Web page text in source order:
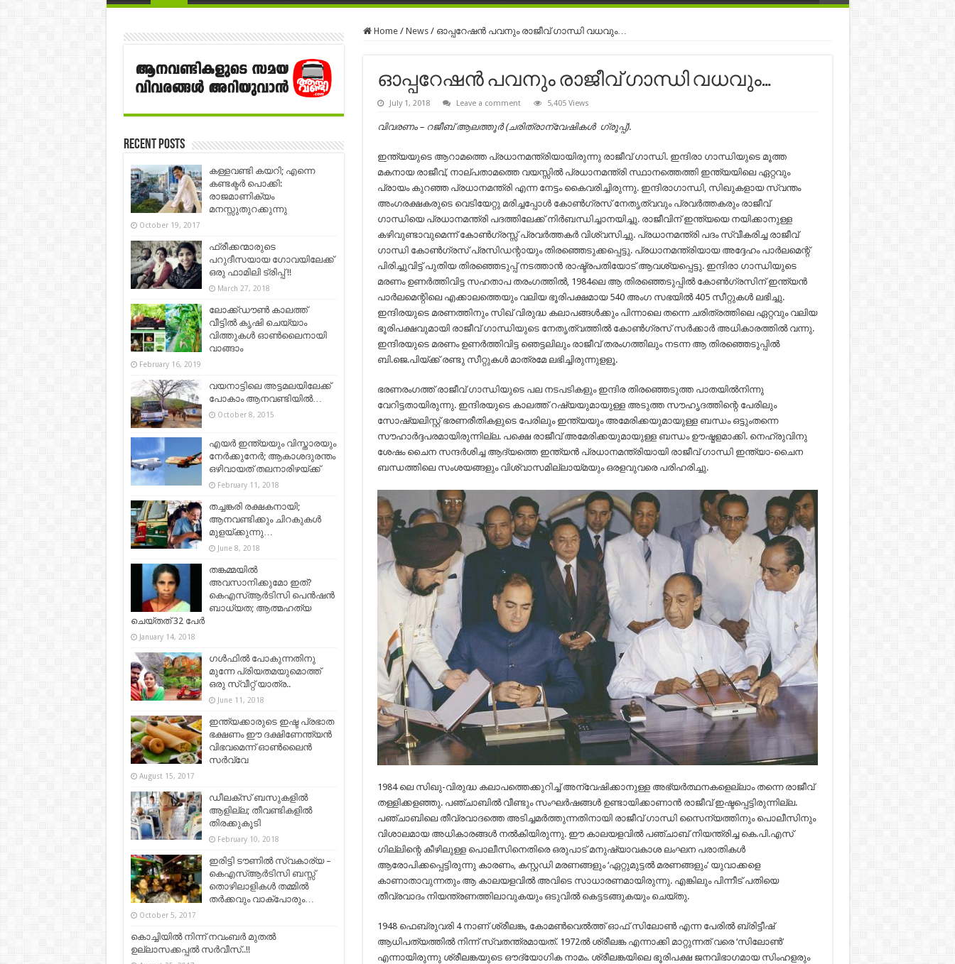
Home / News / ഓപ്പറേഷൻ പവനും രാജീവ്‌ ഗാന്ധി വധവും…
ഓപ്പറേഷൻ പവനും രാജീവ്‌ ഗാന്ധി വധവും…
July 1, 2018 Leave a comment 5,405 Views
വിവരണം – റജീബ് ആലത്തൂർ (ചരിത്രാന്വേഷികൾ ഗ്രൂപ്പ്).
ഇന്ത്യയുടെ ആറാമത്തെ പ്രധാനമന്ത്രിയായിരുന്നു രാജീവ് ഗാന്ധി. ഇന്ദിരാ ഗാന്ധിയുടെ മൂത്ത
മകനായ രാജീവ്, നാല്പതാമത്തെ വയസ്സിൽ പ്രധാനമന്ത്രി സ്ഥാനത്തെത്തി ഇന്ത്യയിലെ ഏറ്റവും
പ്രായം കുറഞ്ഞ പ്രധാനമന്ത്രി എന്ന നേട്ടം കൈവരിച്ചിരുന്നു. ഇന്ദിരാഗാന്ധി, സിഖുകളായ സ്വന്തം
അംഗരക്ഷകരുടെ വെടിയേറ്റു മരിച്ചപ്പോൾ കോൺഗ്രസ് നേതൃത്വവും പ്രവർത്തകരും രാജീവ്
ഗാന്ധിയെ പ്രധാനമന്ത്രി പദത്തിലേക്ക് നിർബന്ധിച്ചാനയിച്ചു. രാജീവിന് ഇന്ത്യയെ നയിക്കാനുള്ള
കഴിവുണ്ടാവുമെന്ന് കോൺഗ്രസ്സ് പ്രവർത്തകർ വിശ്വസിച്ചു. പ്രധാനമന്ത്രി പദം സ്വീകരിച്ച രാജീവ്
ഗാന്ധി കോൺഗ്രസ് പ്രസിഡന്റായും തിരഞ്ഞെടുക്കപ്പെട്ടു. പ്രധാനമന്ത്രിയായ അദ്ദേഹം പാർലമെന്റ്
പിരിച്ചുവിട്ട് പുതിയ തിരഞ്ഞെടുപ്പ് നടത്താൻ രാഷ്ട്രപതിയോട് ആവശ്യപ്പെട്ടു. ഇന്ദിരാ ഗാന്ധിയുടെ
മരണം ഉണർത്തിവിട്ട സഹതാപ തരംഗത്തിൽ, 1984ലെ ആ തിരഞ്ഞെടുപ്പിൽ കോൺഗ്രസിന് ഇന്ത്യൻ
പാർലമെന്റിലെ എക്കാലത്തെയും വലിയ ഭൂരിപക്ഷമായ 540 അംഗ സഭയിൽ 405 സീറ്റുകൾ ലഭിച്ചു.
ഇന്ദിരയുടെ മരണത്തിനും സിഖ് വിരുദ്ധ കലാപങ്ങൾക്കും പിന്നാലെ തന്നെ ചരിത്രത്തിലെ ഏറ്റവും വലിയ
ഭൂരിപക്ഷവുമായി രാജീവ് ഗാന്ധിയുടെ നേതൃത്വത്തിൽ കോൺഗ്രസ് സർക്കാർ അധികാരത്തിൽ വന്നു.
ഇന്ദിരയുടെ മരണം ഉണർത്തിവിട്ട ഞെട്ടലിലും രാജീവ് തരംഗത്തിലും നടന്ന ആ തിരഞ്ഞെടുപ്പിൽ
ബി.ജെ.പിയ്ക്ക് രണ്ടു സീറ്റുകൾ മാത്രമേ ലഭിച്ചിരുന്നുളളൂ.
ഭരണരംഗത്ത് രാജീവ് ഗാന്ധിയുടെ പല നടപടികളും ഇന്ദിര തിരഞ്ഞെടുത്ത പാതയിൽനിന്നു
വേറിട്ടതായിരുന്നു. ഇന്ദിരയുടെ കാലത്ത് റഷ്യയുമായുള്ള അടുത്ത സൗഹൃദത്തിന്റെ പേരിലും
സോഷ്യലിസ്റ്റ് ഭരണരീതികളുടെ പേരിലും ഇന്ത്യയും അമേരിക്കയുമായുള്ള ബന്ധം ഒട്ടുംതന്നെ
സൗഹാർദ്ദപരമായിരുന്നില്ല. പക്ഷെ രാജീവ് അമേരിക്കയുമായുള്ള ബന്ധം ഊഷ്മളമാക്കി. നെഹ്രുവിനു
ശേഷം ചൈന സന്ദർശിച്ച ആദ്യത്തെ ഇന്ത്യൻ പ്രധാനമന്ത്രിയായി രാജീവ് ഗാന്ധി ഇന്ത്യാ-ചൈന
ബന്ധത്തിലെ സംശയങ്ങളും വിശ്വാസമില്ലായ്മയും ഒരളവുവരെ പരിഹരിച്ചു.
1984 ലെ സിഖു-വിരുദ്ധ കലാപത്തെക്കുറിച്ച്‌ അന്വേഷിക്കാനുള്ള അഭ്യർത്ഥനകളെല്ലാം തന്നെ രാജീവ്
തള്ളിക്കളഞ്ഞു. പഞ്ചാബിൽ വീണ്ടും സംഘർഷങ്ങൾ ഉണ്ടായിക്കാണാൻ രാജീവ് ഇഷ്ടപ്പെട്ടിരുന്നില്ല.
പഞ്ചാബിലെ തീവ്രവാദത്തെ അടിച്ചമർത്തുന്നതിനായി രാജീവ് ഗാന്ധി സൈന്യത്തിനും പൊലീസിനും
വിശാലമായ അധികാരങ്ങൾ നൽകിയിരുന്നു. ഈ കാലയളവിൽ പഞ്ചാബ് നിയന്ത്രിച്ച കെ.പി.എസ്
ഗില്ലിന്റെ കീഴിലുള്ള പൊലീസിനെതിരെ ഒരുപാട് മനുഷ്യാവകാശ ലംഘന പരാതികൾ
ആരോപിക്കപ്പെട്ടിരുന്നു കാരണം, കസ്റ്റഡി മരണങ്ങളും ‘ഏറ്റുമുട്ടൽ മരണങ്ങളും’ യുവാക്കളെ
കാണാതാവുന്നതും ആ കാലയളവിൽ അവിടെ സാധാരണമായിരുന്നു. എങ്കിലും പിന്നീട് പതിയെ
തീവ്രവാദം നിയന്ത്രണത്തിലാവുകയും ഒടുവിൽ കെട്ടടങ്ങുകയും ചെയ്തു.
1948 ഫെബ്രുവരി 4 നാണ്‌ ശ്രീലങ്ക, കോമൺവെൽത്ത് ഓഫ് സിലോൺ എന്ന പേരിൽ ബ്രിട്ടീഷ്
ആധിപത്യത്തിൽ നിന്ന് സ്വതന്ത്രമായത്. 1972ൽ ശ്രീലങ്ക എന്നാക്കി മാറ്റുന്നത് വരെ ‘സിലോൺ’
എന്നായിരുന്നു ശ്രീലങ്കയുടെ ഔദ്യോഗിക നാമം. ശ്രീലങ്കയിലെ ഭൂരിപക്ഷ ജനവിഭാഗമായ സിംഹളരും
Recent Posts
കള്ളവണ്ടി കയറി; എന്നെ
കണ്ടക്ടർ പൊക്കി:
രാജമാണിക്യം
മനസ്സുതുറക്കുന്നു
October 19, 2017
ഫ്രീക്കന്മാരുടെ
പറുദീസയായ ഗോവയിലേക്ക്
ഒരു ഫാമിലി ട്രിപ്പ്‌ !!
March 27, 2018
ലോക്ക്ഡൗൺ കാലത്ത്
വീട്ടിൽ കൃഷി ചെയ്യാം
വിത്തുകൾ ഓൺലൈനായി
വാങ്ങാം
February 16, 2019
വയനാട്ടിലെ അട്ടമലയിലേക്ക്
പോകാം ആനവണ്ടിയില്‍…
October 8, 2015
എയർ ഇന്ത്യയും വിസ്താരയും
നേര്‍ക്കുനേര്‍; ആകാശദുരന്തം
ഒഴിവായത് തലനാരിഴയ്ക്ക്
February 11, 2018
തച്ചങ്കരി രക്ഷകനായി;
ആനവണ്ടിക്കും ചിറകുകൾ
മുളയ്ക്കുന്നു…
June 8, 2018
തങ്കമ്മയില്‍
അവസാനിക്കുമോ ഇത്?
കെഎസ്ആര്‍ടിസി പെന്‍ഷന്‍
ബാധ്യത; ആത്മഹത്യ
ചെയ്തത് 32 പേര്‍
January 14, 2018
ഗൾഫിൽ പോകുന്നതിനു
മുന്നേ പ്രിയതമയുമൊത്ത്
ഒരു സ്വീറ്റ് യാത്ര..
June 11, 2018
ഇന്ത്യക്കാരുടെ ഇഷ്ട പ്രഭാത
ഭക്ഷണം ഈ ദക്ഷിണേന്ത്യന്‍
വിഭവമെന്ന് ഓണ്‍ലൈന്‍
സര്‍വ്വേ
August 15, 2017
ഡീലക്‌സ് ബസുകളില്‍
ആളില്ല; തീവണ്ടികളില്‍
തിരക്കുകൂടി
February 10, 2018
ഇരിട്ടി ടൗണിൽ സ്വകാര്യ –
കെഎസ്ആർടിസി ബസ്സ്
തൊഴിലാളികൾ തമ്മിൽ
തർക്കവും വാക്പോരും…
October 5, 2017
കൊച്ചിയില്‍ നിന്ന് നവംബര്‍ മുതല്‍
ഉല്ലാസക്കപ്പല്‍ സര്‍വീസ്..!!